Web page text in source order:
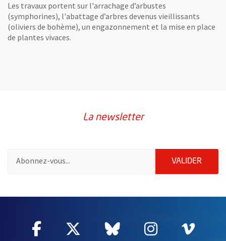
Les travaux portent sur l'arrachage d’arbustes
(symphorines), l'abattage d’arbres devenus vieillissants
(oliviers de bohème), un engazonnement et la mise en place
de plantes vivaces.
La newsletter
VALIDER
Facebook
, Ouvre une nouvelle fenêtre
Twitter
, Ouvre une nouvelle
Bluesky
, Ouvre une
Instagram
, Ouvre
,